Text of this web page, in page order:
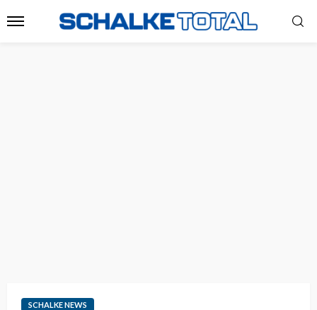
SCHALKE NEWS